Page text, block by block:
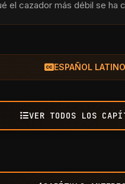
el cazador más débil se
ESPAÑOL LATINO
VER TODOS LOS